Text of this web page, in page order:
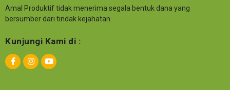
Amal Produktif tidak menerima segala bentuk dana yang
bersumber dari tindak kejahatan.
Kunjungi Kami di :